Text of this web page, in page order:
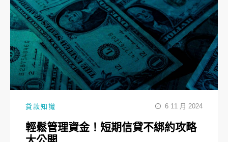
貸款知識 6 11 月 2024
輕鬆管理資金！短期信貸不綁約攻略